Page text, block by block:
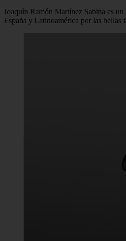
Joaquín Ramón Martínez Sabina es
España y Latinoamérica por las bellas